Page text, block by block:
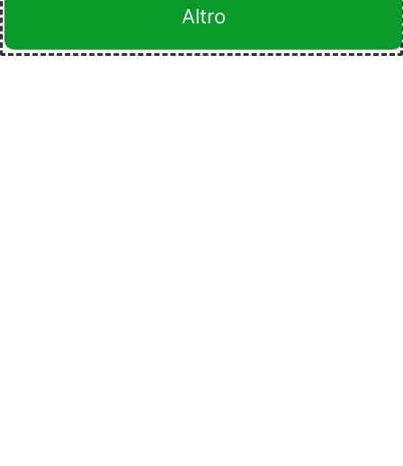
Altro